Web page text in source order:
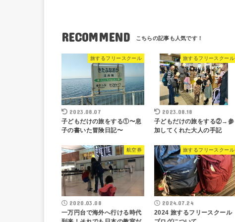
RECOMMEND
旅するフリースクール
2023.08.07
子どもだけの旅をする①〜息
子の書いた冒険日記〜
旅するフリースクール
2023.08.18
子どもだけの旅をする②→参
加してくれた大人の手記
航空券
2020.03.08
一万円台で海外へ行ける時代
旅するフリースクール
2024.07.24
2024 旅するフリースクール